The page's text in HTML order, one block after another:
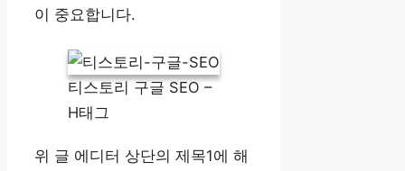
이 중요합니다.
티스토리 구글 SEO –
H태그
위 글 에디터 상단의 제목1에 해